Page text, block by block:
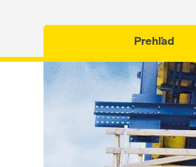
Prehľad